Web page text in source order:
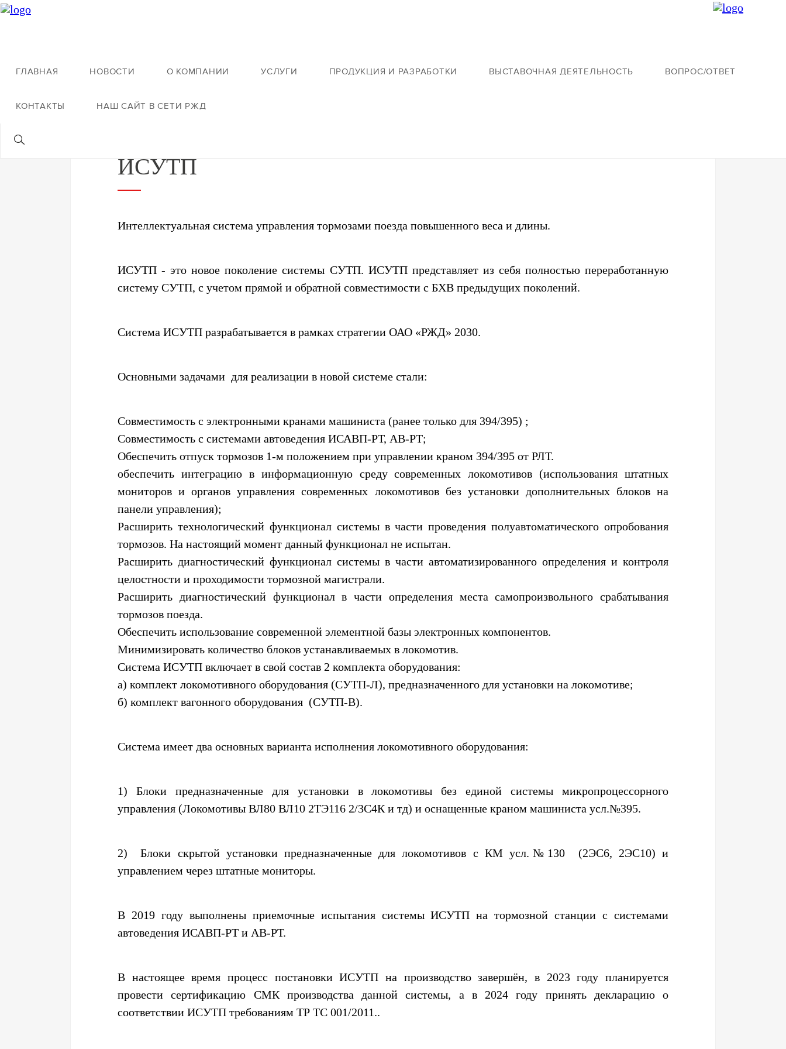
ГЛАВНАЯ НОВОСТИ О КОМПАНИИ УСЛУГИ ПРОДУКЦИЯ И РАЗРАБОТКИ ВЫСТАВОЧНАЯ ДЕЯТЕЛЬНОСТЬ ВОПРОС/ОТВЕТ
КОНТАКТЫ НАШ САЙТ В СЕТИ РЖД
ИСУТП
Интеллектуальная система управления тормозами поезда повышенного веса и длины.
ИСУТП - это новое поколение системы СУТП. ИСУТП представляет из себя полностью переработанную
систему СУТП, с учетом прямой и обратной совместимости с БХВ предыдущих поколений.
Система ИСУТП разрабатывается в рамках стратегии ОАО «РЖД» 2030.
Основными задачами для реализации в новой системе стали:
Совместимость с электронными кранами машиниста (ранее только для 394/395) ;
Совместимость с системами автоведения ИСАВП-РТ, АВ-РТ;
Обеспечить отпуск тормозов 1-м положением при управлении краном 394/395 от РЛТ.
обеспечить интеграцию в информационную среду современных локомотивов (использования штатных
мониторов и органов управления современных локомотивов без установки дополнительных блоков на
панели управления);
Расширить технологический функционал системы в части проведения полуавтоматического опробования
тормозов. На настоящий момент данный функционал не испытан.
Расширить диагностический функционал системы в части автоматизированного определения и контроля
целостности и проходимости тормозной магистрали.
Расширить диагностический функционал в части определения места самопроизвольного срабатывания
тормозов поезда.
Обеспечить использование современной элементной базы электронных компонентов.
Минимизировать количество блоков устанавливаемых в локомотив.
Система ИСУТП включает в свой состав 2 комплекта оборудования:
а) комплект локомотивного оборудования (СУТП-Л), предназначенного для установки на локомотиве;
б) комплект вагонного оборудования (СУТП-В).
Система имеет два основных варианта исполнения локомотивного оборудования:
1) Блоки предназначенные для установки в локомотивы без единой системы микропроцессорного
управления (Локомотивы ВЛ80 ВЛ10 2ТЭ116 2/3С4К и тд) и оснащенные краном машиниста усл.№395.
2) Блоки скрытой установки предназначенные для локомотивов с КМ усл.№130 (2ЭС6, 2ЭС10) и
управлением через штатные мониторы.
В 2019 году выполнены приемочные испытания системы ИСУТП на тормозной станции с системами
автоведения ИСАВП-РТ и АВ-РТ.
В настоящее время процесс постановки ИСУТП на производство завершён, в 2023 году планируется
провести сертификацию СМК производства данной системы, а в 2024 году принять декларацию о
соответствии ИСУТП требованиям ТР ТС 001/2011..